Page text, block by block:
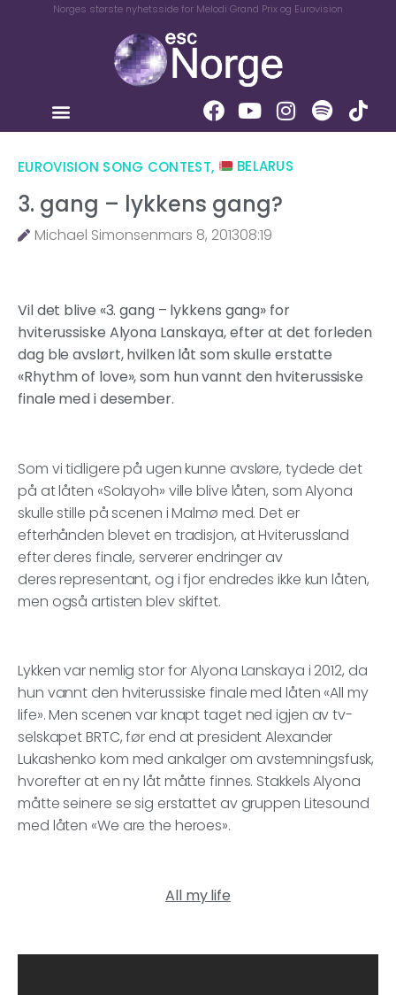
Norges største nyhetsside for Melodi Grand Prix og Eurovision
EUROVISION SONG CONTEST, BELARUS
3. gang – lykkens gang?
Michael Simonsenmars 8, 201308:19
Vil det blive «3. gang – lykkens gang» for
hviterussiske Alyona Lanskaya, efter at det forleden
dag ble avslørt, hvilken låt som skulle erstatte
«Rhythm of love», som hun vannt den hviterussiske
finale med i desember.
Som vi tidligere på ugen kunne avsløre, tydede det
på at låten «Solayoh» ville blive låten, som Alyona
skulle stille på scenen i Malmø med. Det er
efterhånden blevet en tradisjon, at Hviterussland
efter deres finale, serverer endringer av
deres representant, og i fjor endredes ikke kun låten,
men også artisten blev skiftet.
Lykken var nemlig stor for Alyona Lanskaya i 2012, da
hun vannt den hviterussiske finale med låten «All my
life». Men scenen var knapt taget ned igjen av tv-
selskapet BRTC, før end at president Alexander
Lukashenko kom med ankalger om avstemningsfusk,
hvorefter at en ny låt måtte finnes. Stakkels Alyona
måtte seinere se sig erstattet av gruppen Litesound
med låten «We are the heroes».
All my life